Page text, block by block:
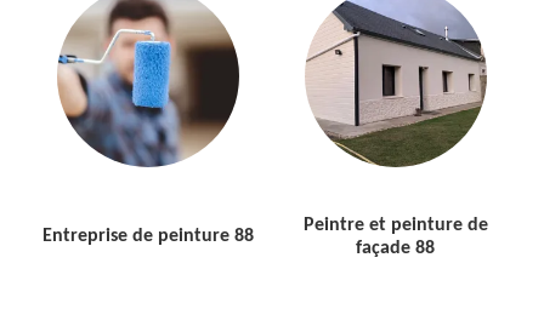
Entreprise de peinture 88
Peintre et peinture de
façade 88